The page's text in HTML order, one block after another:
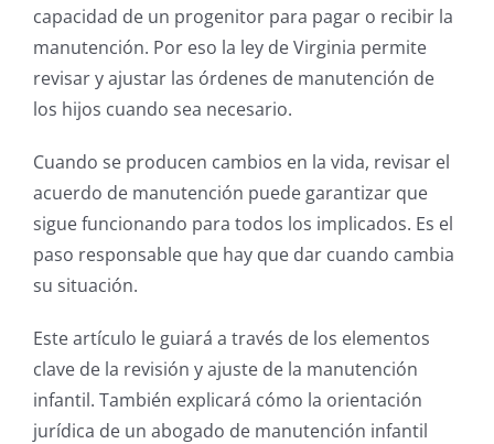
capacidad de un progenitor para pagar o recibir la
manutención. Por eso la ley de Virginia permite
revisar y ajustar las órdenes de manutención de
los hijos cuando sea necesario.
Cuando se producen cambios en la vida, revisar el
acuerdo de manutención puede garantizar que
sigue funcionando para todos los implicados. Es el
paso responsable que hay que dar cuando cambia
su situación.
Este artículo le guiará a través de los elementos
clave de la revisión y ajuste de la manutención
infantil. También explicará cómo la orientación
jurídica de un abogado de manutención infantil